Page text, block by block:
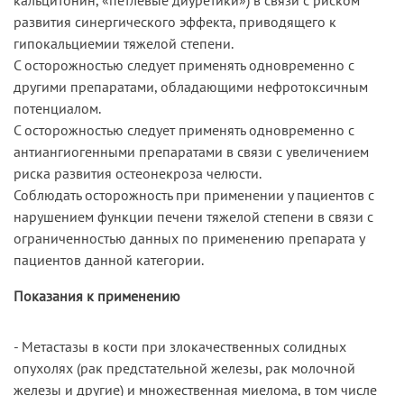
развития синергического эффекта, приводящего к
гипокальциемии тяжелой степени.
С осторожностью следует применять одновременно с
другими препаратами, обладающими нефротоксичным
потенциалом.
С осторожностью следует применять одновременно с
антиангиогенными препаратами в связи с увеличением
риска развития остеонекроза челюсти.
Соблюдать осторожность при применении у пациентов с
нарушением функции печени тяжелой степени в связи с
ограниченностью данных по применению препарата у
пациентов данной категории.
Показания к применению
- Метастазы в кости при злокачественных солидных
опухолях (рак предстательной железы, рак молочной
железы и другие) и множественная миелома, в том числе